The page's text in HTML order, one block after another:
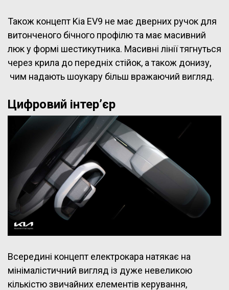
Також концепт Kia EV9 не має дверних ручок для
витонченого бічного профілю та має масивний
люк у формі шестикутника. Масивні лінії тягнуться
через крила до передніх стійок, а також донизу,
чим надають шоукару більш вражаючий вигляд.
Цифровий інтер’єр
Всередині концепт електрокара натякає на
мінімалістичний вигляд із дуже невеликою
кількістю звичайних елементів керування,